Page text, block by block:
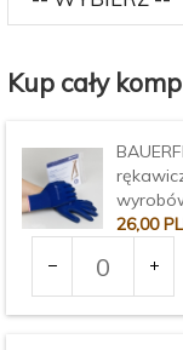
Kup cały
26,00
dla
produktu
2270